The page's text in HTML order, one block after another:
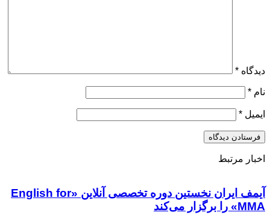
دیدگاه *
نام *
ایمیل *
اخبار مرتبط
آیمف ایران نخستین دوره تخصصی آنلاین «English for
MMA» را برگزار می‌کند